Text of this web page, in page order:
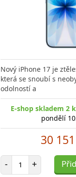
Nový iPhone 17 je
která se snoubí s
odolností a
E-shop skladem 2
pondělí
30
- Počet položek
+